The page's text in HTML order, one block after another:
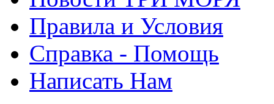
Правила и Условия
Справка - Помощь
Написать Нам